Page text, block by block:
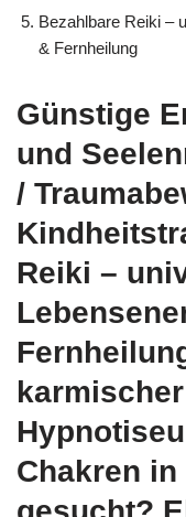
Bezahlbare Reiki –
& Fernheilung
Günstige
und
/
Reiki –
Chakren